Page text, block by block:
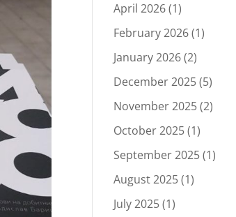
April 2026(1)
February 2026(1)
January 2026(2)
December 2025(5)
November 2025(2)
October 2025(1)
September 2025(1)
August 2025(1)
July 2025(1)